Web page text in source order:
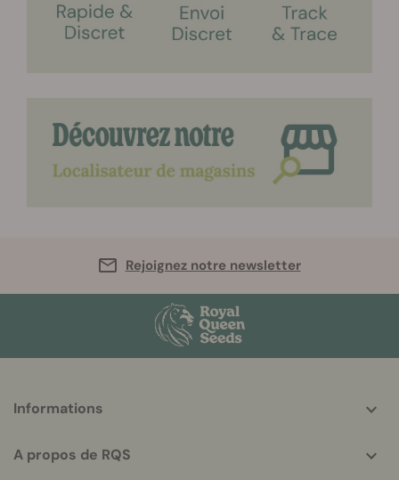
Rejoignez notre newsletter
helpful
Informations
A propos de RQS